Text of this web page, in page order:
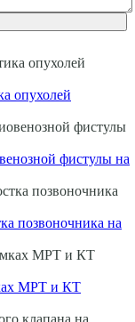
опухолей
фистулы на
позвоночника на
МРТ и КТ